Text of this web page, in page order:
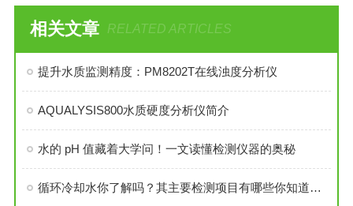
相关文章 RELATED ARTICLES
提升水质监测精度：PM8202T在线浊度分析仪
AQUALYSIS800水质硬度分析仪简介
水的 pH 值藏着大学问！一文读懂检测仪器的奥秘
循环冷却水你了解吗？其主要检测项目有哪些你知道吗？